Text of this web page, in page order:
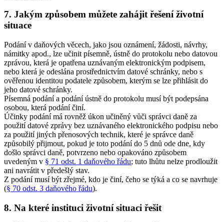
7. Jakým způsobem můžete zahájit řešení životní
situace
Podání v daňových věcech, jako jsou oznámení, žádosti, návrhy,
námitky apod., lze učinit písemně, ústně do protokolu nebo datovou
zprávou, která je opatřena uznávaným elektronickým podpisem,
nebo která je odeslána prostřednictvím datové schránky, nebo s
ověřenou identitou podatele způsobem, kterým se lze přihlásit do
jeho datové schránky.
Písemná podání a podání ústně do protokolu musí být podepsána
osobou, která podání činí.
Účinky podání má rovněž úkon učiněný vůči správci daně za
použití datové zprávy bez uznávaného elektronického podpisu nebo
za použití jiných přenosových technik, které je správce daně
způsobilý přijmout, pokud je toto podání do 5 dnů ode dne, kdy
došlo správci daně, potvrzeno nebo opakováno způsobem
uvedeným v § 71 odst. 1 daňového řádu; tuto lhůtu nelze prodloužit
ani navrátit v předešlý stav.
Z podání musí být zřejmé, kdo je činí, čeho se týká a co se navrhuje
(§ 70 odst. 3 daňového řádu).
8. Na které instituci životní situaci řešit